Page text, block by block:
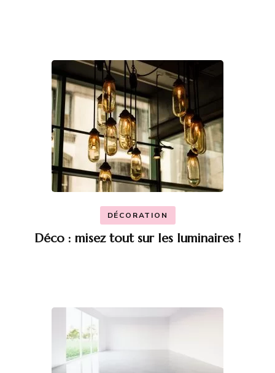
DÉCORATION
Déco : misez tout sur les luminaires !